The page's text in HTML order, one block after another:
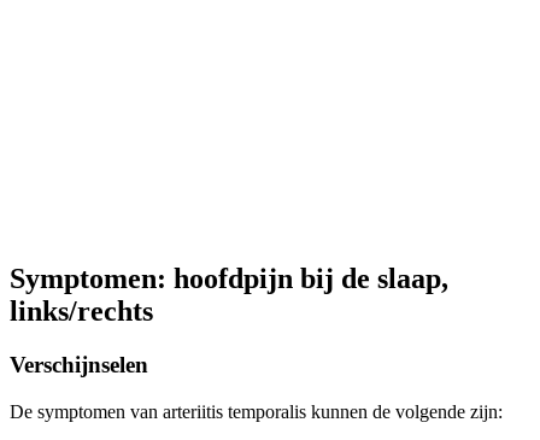
Symptomen: hoofdpijn bij de slaap,
links/rechts
Verschijnselen
De symptomen van arteriitis temporalis kunnen de volgende zijn: